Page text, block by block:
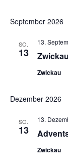
September 2026
SO.
13
13.
Zwickau
Dezember 2026
SO.
13
13.
Zwickau